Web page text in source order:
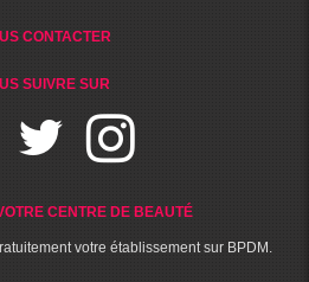
CONTACTER
SUIVRE SUR
CENTRE DE BEAUTÉ
votre établissement sur BPDM.